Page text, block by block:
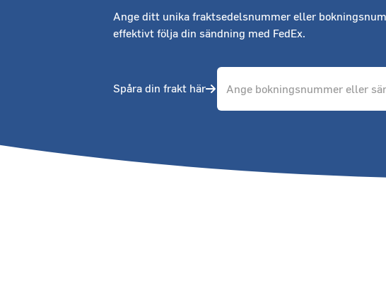
Ange ditt unika fraktsedelsnummer eller
effektivt följa din sändning med FedEx.
Spåra din frakt här